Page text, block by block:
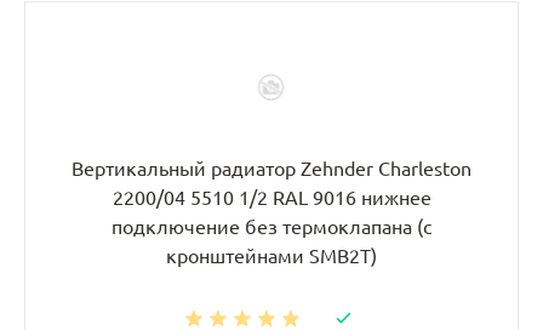
Вертикальный радиатор Zehnder Charleston
2200/04 5510 1/2 RAL 9016 нижнее
подключение без термоклапана (с
кронштейнами SMB2T)